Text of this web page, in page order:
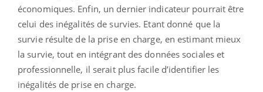
économiques. Enfin, un dernier indicateur pourrait être
celui des inégalités de survies. Etant donné que la
survie résulte de la prise en charge, en estimant mieux
la survie, tout en intégrant des données sociales et
professionnelle, il serait plus facile d’identifier les
inégalités de prise en charge.